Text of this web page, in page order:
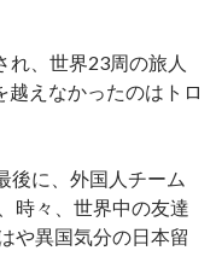
、世界23周の旅人
越えなかったのはトロ
後に、外国人チーム
時々、世界中の友達
や異国気分の日本留